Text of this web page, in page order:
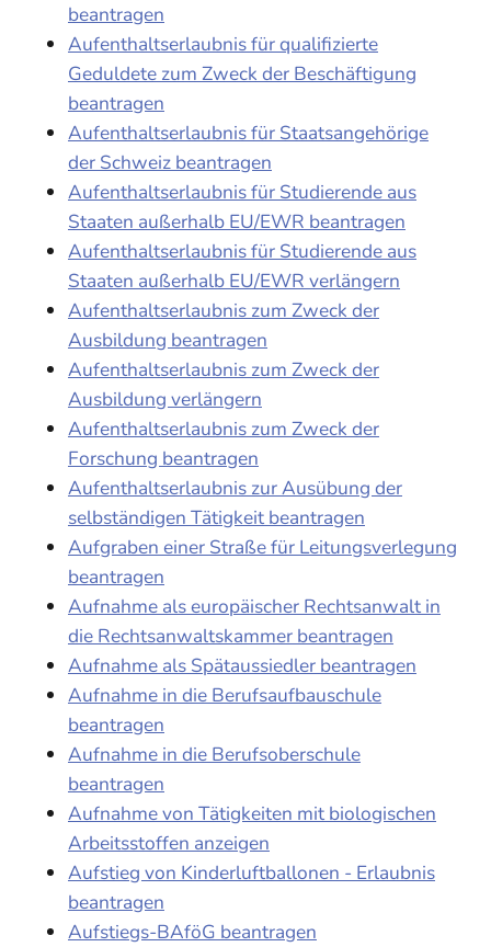
beantragen
Aufenthaltserlaubnis für qualifizierte
Geduldete zum Zweck der Beschäftigung
beantragen
Aufenthaltserlaubnis für Staatsangehörige
der Schweiz beantragen
Aufenthaltserlaubnis für Studierende aus
Staaten außerhalb EU/EWR beantragen
Aufenthaltserlaubnis für Studierende aus
Staaten außerhalb EU/EWR verlängern
Aufenthaltserlaubnis zum Zweck der
Ausbildung beantragen
Aufenthaltserlaubnis zum Zweck der
Ausbildung verlängern
Aufenthaltserlaubnis zum Zweck der
Forschung beantragen
Aufenthaltserlaubnis zur Ausübung der
selbständigen Tätigkeit beantragen
Aufgraben einer Straße für Leitungsverlegung
beantragen
Aufnahme als europäischer Rechtsanwalt in
die Rechtsanwaltskammer beantragen
Aufnahme als Spätaussiedler beantragen
Aufnahme in die Berufsaufbauschule
beantragen
Aufnahme in die Berufsoberschule
beantragen
Aufnahme von Tätigkeiten mit biologischen
Arbeitsstoffen anzeigen
Aufstieg von Kinderluftballonen - Erlaubnis
beantragen
Aufstiegs-BAföG beantragen